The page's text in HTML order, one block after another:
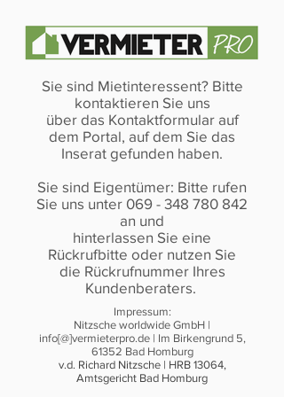
Sie sind Mietinteressent? Bitte
kontaktieren Sie uns
über das Kontaktformular auf
dem Portal, auf dem Sie das
Inserat gefunden haben.
Sie sind Eigentümer: Bitte rufen
Sie uns unter 069 - 348 780 842
an und
hinterlassen Sie eine
Rückrufbitte oder nutzen Sie
die Rückrufnummer Ihres
Kundenberaters.
Impressum:
Nitzsche worldwide GmbH |
info[@]vermieterpro.de | Im Birkengrund 5,
61352 Bad Homburg
v.d. Richard Nitzsche | HRB 13064,
Amtsgericht Bad Homburg